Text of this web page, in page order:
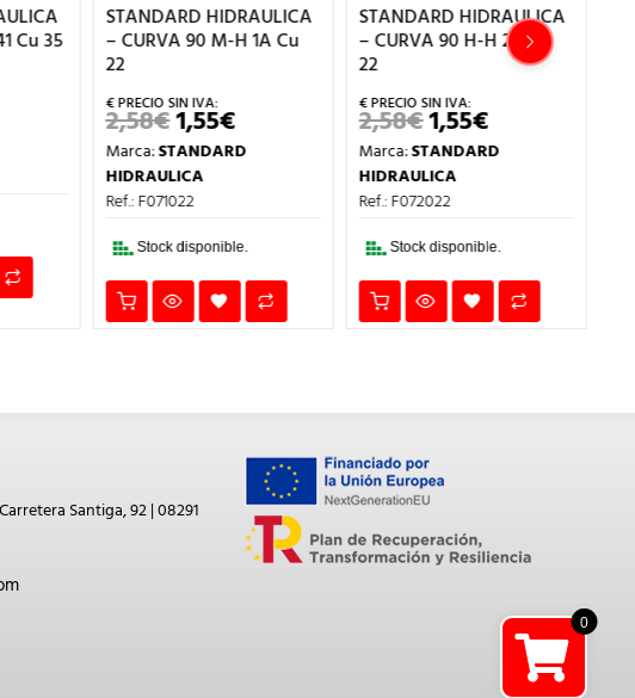
Cu 35
STANDARD HIDRAULICA
– CURVA 90 M-H 1A Cu
22
2,58€EL
PRECIO
ORIGINAL
ERA:
2,58€.
1,55€EL
PRECIO
ACTUAL
Marca:STANDARD
HIDRAULICA
Ref.: F071022
Stock disponible.
STANDARD HIDRAULICA
– CURVA 90 H-H 2A Cu
22
2,58€EL
PRECIO
ORIGINAL
ERA:
2,58€.
1,55€EL
PRECIO
ACTUAL
Marca:STANDARD
HIDRAULICA
Ref.: F072022
Stock disponible.
Santiga, 92 | 08291
0